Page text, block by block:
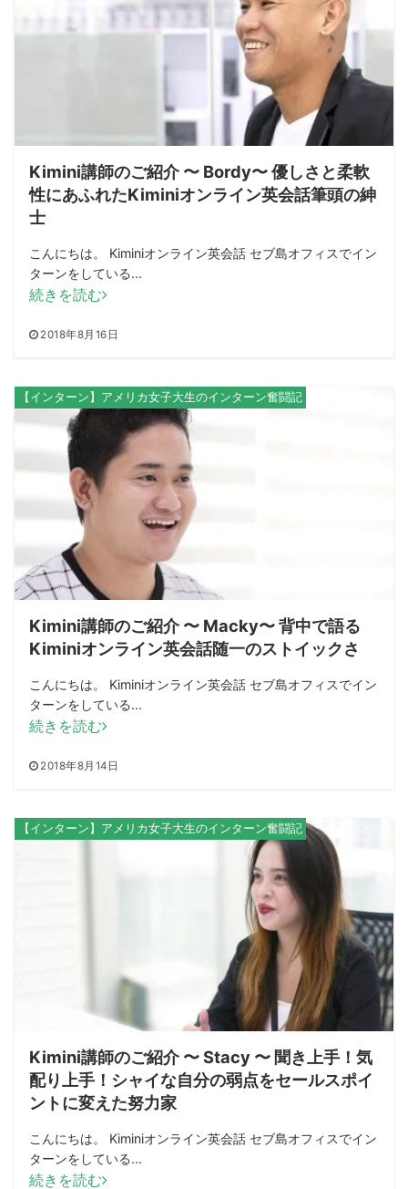
Kimini講師のご紹介 〜 Bordy〜 優しさと柔軟
性にあふれたKiminiオンライン英会話筆頭の紳
士
こんにちは。 Kiminiオンライン英会話 セブ島オフィスでイン
ターンをしている...
2018年8月16日
続きを読む
【インターン】アメリカ女子大生のインターン奮闘記
Kimini講師のご紹介 〜 Macky〜 背中で語る
Kiminiオンライン英会話随一のストイックさ
こんにちは。 Kiminiオンライン英会話 セブ島オフィスでイン
ターンをしている...
2018年8月14日
続きを読む
【インターン】アメリカ女子大生のインターン奮闘記
Kimini講師のご紹介 〜 Stacy 〜 聞き上手！気
配り上手！シャイな自分の弱点をセールスポイ
ントに変えた努力家
こんにちは。 Kiminiオンライン英会話 セブ島オフィスでイン
ターンをしている...
続きを読む